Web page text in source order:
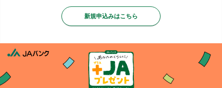
JAネットバンクトップ
機能・サービス
新規申込みはこちら